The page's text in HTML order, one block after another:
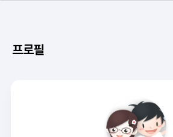
프로필